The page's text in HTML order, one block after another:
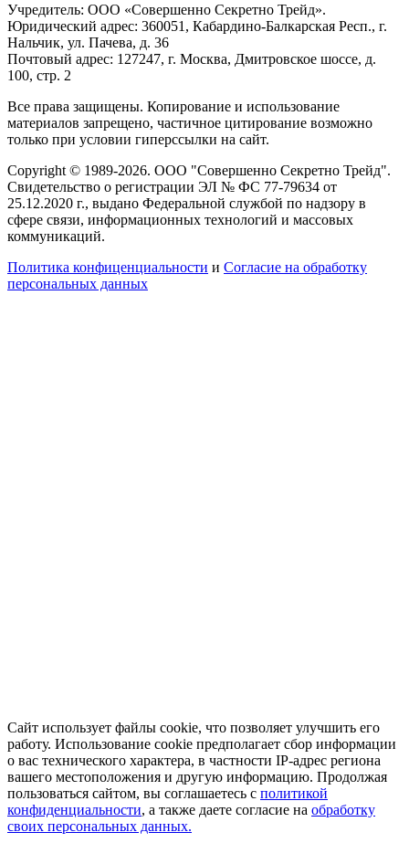
Учредитель: ООО «Совершенно Секретно Трейд».
Юридический адрес: 360051, Кабардино-Балкарская Респ., г.
Нальчик, ул. Пачева, д. 36
Почтовый адрес: 127247, г. Москва, Дмитровское шоссе, д.
100, стр. 2
Все права защищены. Копирование и использование
материалов запрещено, частичное цитирование возможно
только при условии гиперссылки на сайт.
Copyright © 1989-2026. ООО "Совершенно Секретно Трейд".
Свидетельство о регистрации ЭЛ № ФС 77-79634 от
25.12.2020 г., выдано Федеральной службой по надзору в
сфере связи, информационных технологий и массовых
коммуникаций.
Политика конфиценциальности и Согласие на обработку
персональных данных
Сайт использует файлы cookie, что позволяет улучшить его
работу. Использование cookie предполагает сбор информации
о вас технического характера, в частности IP-адрес региона
вашего местоположения и другую информацию. Продолжая
пользоваться сайтом, вы соглашаетесь с политикой
конфиденциальности, а также даете согласие на обработку
своих персональных данных.